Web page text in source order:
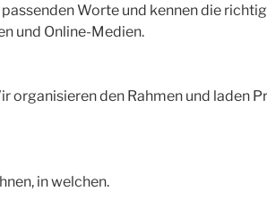
Worte und kennen die
und Online-Medien.
organisieren den Rahmen und laden
in welchen.